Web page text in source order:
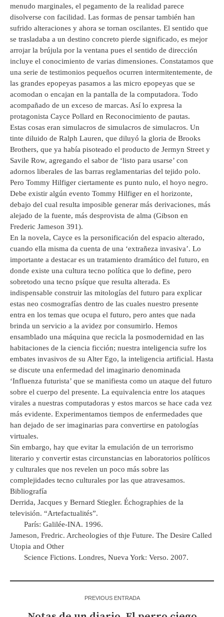
menudo marginales, el pegamento de la realidad parece
disolverse con facilidad. Las formas de pensar también han
sufrido alteraciones y ahora se tornan oscilantes. El sentido que
se trasladaba a un destino concreto pierde significado, es mejor
arrojar la brújula por la ventana pues el sentido de dirección
incluye el conocimiento de varias dimensiones. Constatamos que
una serie de testimonios pequeños ocurren intermitentemente, de
las grandes epopeyas pasamos a las micro epopeyas que se
acomodan o encajan en la pantalla de la computadora. Todo
acompañado de un exceso de marcas. Así lo expresa la
protagonista Cayce Pollard en Reconocimiento de pautas.
Estas cosas eran simulacros de simulacros de simulacros. Un
tinte diluido de Ralph Lauren, que diluyó la gloria de Brooks
Brothers, que ya había pisoteado el producto de Jermyn Street y
Savile Row, agregando el sabor de ‘listo para usarse’ con
adornos liberales de las barras reglamentarias del tejido polo.
Pero Tommy Hilfiger ciertamente es punto nulo, el hoyo negro.
Debe existir algún evento Tommy Hilfiger en el horizonte,
debajo del cual resulta imposible generar más derivaciones, más
alejado de la fuente, más desprovista de alma (Gibson en
Frederic Jameson 391).
En la novela, Cayce es la personificación del espacio alterado,
cuando ella misma da cuenta de una ‘extrañeza invasiva’. Lo
importante a destacar es un tratamiento dramático del futuro, en
donde existe una cultura tecno política que lo define, pero
sobretodo una tecno psíque que resulta alterada. Es
indispensable construir las mitologías del futuro para explicar
estas neo cosmografías dentro de las cuales nuestro presente
entra en los temas que ocupa el futuro, pero antes que nada
brinda un servicio a la avidez por consumirlo. Hemos
ensamblado una máquina que recicla la posmodernidad en las
habitaciones de la ciencia ficción; nuestra inteligencia sufre los
embates invasivos de su Alter Ego, la inteligencia artificial. Hasta
se discute una enfermedad del imaginario denominada
‘Influenza futurista’ que se manifiesta como un ataque del futuro
sobre el cuerpo del presente. La equivalencia entre los ataques
virales a nuestras computadoras y estos marcos se hace cada vez
más evidente. Experimentamos tiempos de enfermedades que
han dejado de ser imaginarias para convertirse en patologías
virtuales.
Sin embargo, hay que evitar la emulación de un terrorismo
literario y convertir estas circunstancias en laboratorios políticos
y culturales que nos revelen un poco más sobre las
complejidades tecno culturales por las que atravesamos.
Bibliografía
Derrida, Jacques y Bernard Stiegler. Échographies de la
televisión. “Artefactualités”.
París: Galilée-INA. 1996.
Jameson, Fredric. Archeologies of thje Future. The Desire Called
Utopia and Other
Science Fictions. Londres, Nueva York: Verso. 2007.
PREVIOUS ENTRADA